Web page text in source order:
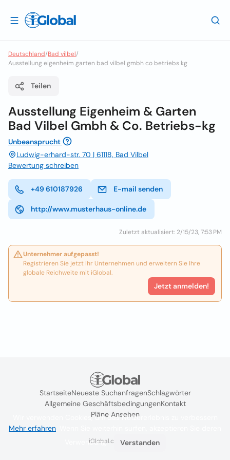
Deutschland/Bad vilbel/
Ausstellung eigenheim garten bad vilbel gmbh co betriebs kg
Teilen
Ausstellung Eigenheim & Garten
Bad Vilbel Gmbh & Co. Betriebs-kg
Unbeansprucht
Ludwig-erhard-str. 70 | 61118, Bad Vilbel
Bewertung schreiben
+49 610187926 E-mail senden
http://www.musterhaus-online.de
Zuletzt aktualisiert: 2/15/23, 7:53 PM
Unternehmer aufgepasst!
Registrieren Sie jetzt Ihr Unternehmen und erweitern Sie Ihre
globale Reichweite mit iGlobal.
Jetzt anmelden!
StartseiteNeueste SuchanfragenSchlagwörter
Allgemeine GeschäftsbedingungenKontakt
Pläne Ansehen
iGlobal.co @ 2024
Wir verwenden Cookies, um das Nutzererlebnis zu verbessern
Mehr erfahren
Verwendung.
Verstanden